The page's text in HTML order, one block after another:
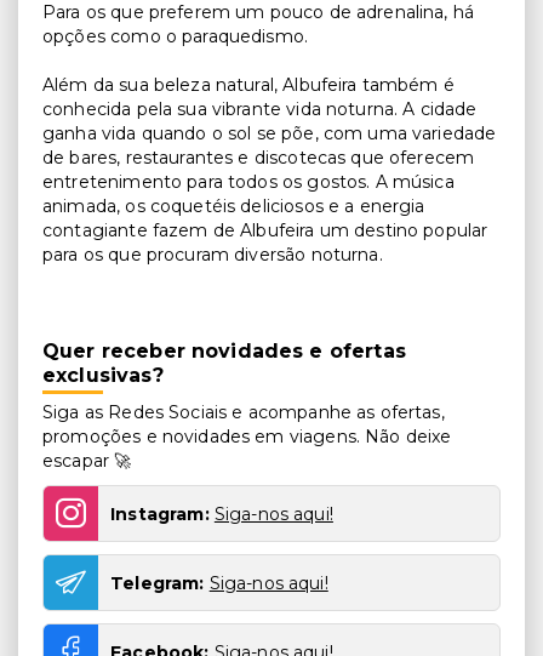
Para os que preferem um pouco de adrenalina, há
opções como o paraquedismo.
Além da sua beleza natural, Albufeira também é
conhecida pela sua vibrante vida noturna. A cidade
ganha vida quando o sol se põe, com uma variedade
de bares, restaurantes e discotecas que oferecem
entretenimento para todos os gostos. A música
animada, os coquetéis deliciosos e a energia
contagiante fazem de Albufeira um destino popular
para os que procuram diversão noturna.
Quer receber novidades e ofertas
exclusivas?
Siga as Redes Sociais e acompanhe as ofertas,
promoções e novidades em viagens. Não deixe
escapar 🚀
Instagram: Siga-nos aqui!
Telegram: Siga-nos aqui!